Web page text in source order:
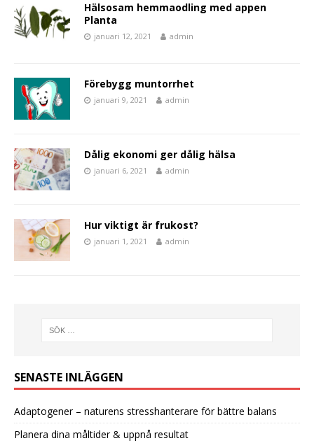
Hälsosam hemmaodling med appen
Planta
januari 12, 2021 admin
Förebygg muntorrhet
januari 9, 2021 admin
Dålig ekonomi ger dålig hälsa
januari 6, 2021 admin
Hur viktigt är frukost?
januari 1, 2021 admin
SENASTE INLÄGGEN
Adaptogener – naturens stresshanterare för bättre balans
Planera dina måltider & uppnå resultat